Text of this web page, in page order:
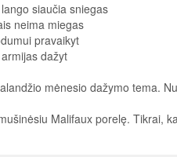
siaučia sniegas
neima miegas
pravaikyt
dažyt
mėnesio dažymo tema.
Malifaux porelę. Tikrai,